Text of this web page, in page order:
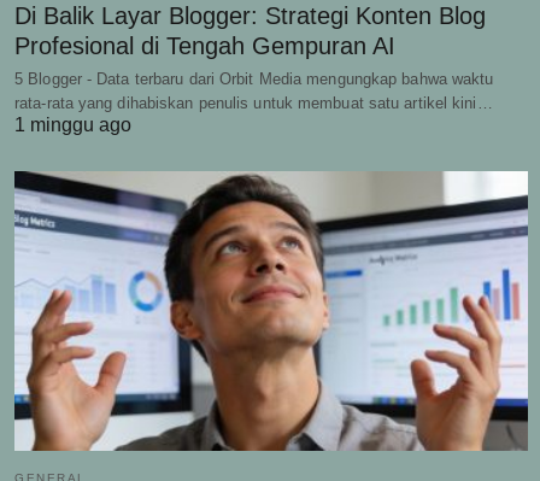
Di Balik Layar Blogger: Strategi Konten Blog
Profesional di Tengah Gempuran AI
5 Blogger - Data terbaru dari Orbit Media mengungkap bahwa waktu
rata-rata yang dihabiskan penulis untuk membuat satu artikel kini…
1 minggu ago
GENERAL